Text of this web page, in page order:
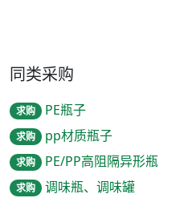
同类采购
求购 PE瓶子
求购 pp材质瓶子
求购 PE/PP高阻隔异形瓶
求购 调味瓶、调味罐